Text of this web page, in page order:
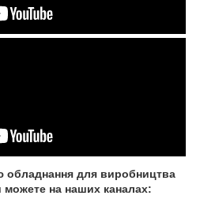
обладнання для виробництва
можете на наших каналах: